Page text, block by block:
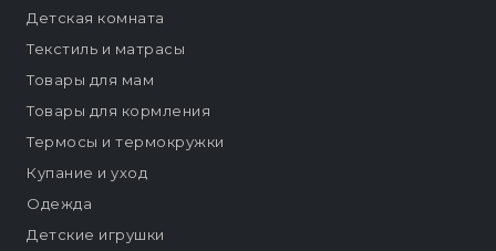
Детская комната
Текстиль и матрасы
Товары для мам
Товары для кормления
Термосы и термокружки
Купание и уход
Одежда
Детские игрушки